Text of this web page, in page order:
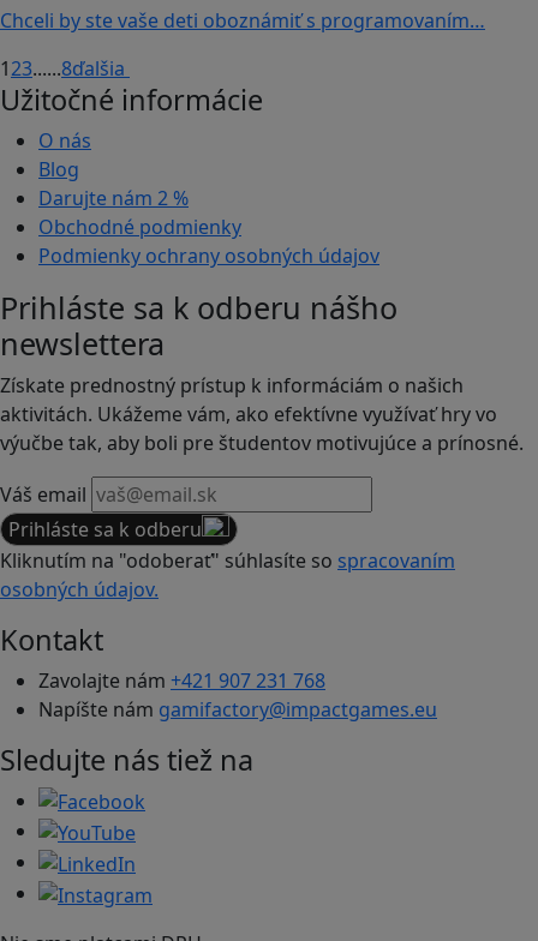
Chceli by ste vaše deti oboznámiť s programovaním…
123......8ďalšia
Užitočné informácie
O nás
Blog
Darujte nám 2 %
Obchodné podmienky
Podmienky ochrany osobných údajov
Prihláste sa k odberu nášho
newslettera
Získate prednostný prístup k informáciám o našich
aktivitách. Ukážeme vám, ako efektívne využívať hry vo
výučbe tak, aby boli pre študentov motivujúce a prínosné.
Váš email
Prihláste sa k odberu
Kliknutím na "odoberať" súhlasíte so spracovaním
osobných údajov.
Kontakt
Zavolajte nám +421 907 231 768
Napíšte nám gamifactory@impactgames.eu
Sledujte nás tiež na